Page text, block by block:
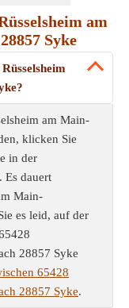
am
Syke
am Main-
klicken Sie
in der
Es dauert
Main-
es leid, auf der
28857 Syke
65428
28857 Syke.